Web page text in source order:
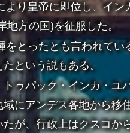
より皇帝に即位し、イ
地方の国)を征服した。
をとったとも言われて
という説もある。
トゥパック・インカ・ユ
にアンデス各地から移
が、行政上はクスコか